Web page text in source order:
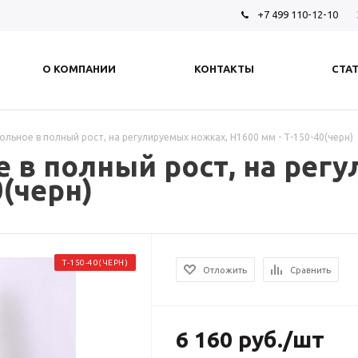
+7 499 110-12-10
О КОМПАНИИ КОНТАКТЫ
в полный рост, на регулируемых ножках, H1600 мм - Т-150-40(черн)
в полный рост, на
Т-150-40(ЧЕРН)
Отложить Сравнить
6 160 руб./шт